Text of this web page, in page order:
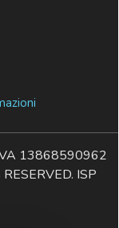
13868590962
ISP